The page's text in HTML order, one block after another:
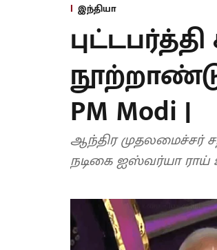
இந்தியா
PM Modi |
ஆந்திர முதலமைச்சர்
நடிகை ஐஸ்வர்யா ராய்